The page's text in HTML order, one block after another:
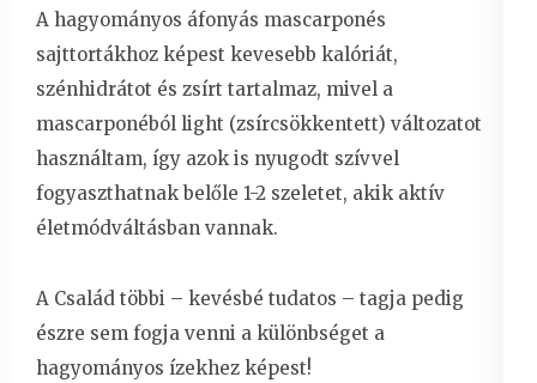
A hagyományos áfonyás mascarponés
sajttortákhoz képest kevesebb kalóriát,
szénhidrátot és zsírt tartalmaz, mivel a
mascarponéból light (zsírcsökkentett) változatot
használtam, így azok is nyugodt szívvel
fogyaszthatnak belőle 1-2 szeletet, akik aktív
életmódváltásban vannak.
A Család többi – kevésbé tudatos – tagja pedig
észre sem fogja venni a különbséget a
hagyományos ízekhez képest!